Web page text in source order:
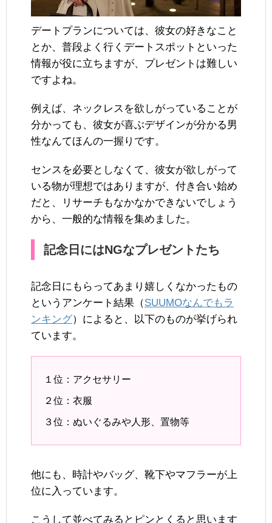
デートプランについては、彼女の好きなこと
とか、普段よく行くデートスポットといった
情報が役に立ちますが、プレゼントは難しい
ですよね。
例えば、ネックレスを欲しがっていることが
分かっても、彼女が喜ぶデザインが分かる男
性なんてほんの一握りです。
センスを必要としなくて、彼女が欲しがって
いる物が理想ではありますが、付き合い始め
だと、リサーチもなかなかできないでしょう
から、一般的な情報を集めました。
記念日にはNGなプレゼントたち
記念日にもらってあまり嬉しくなかったもの
というアンケート結果（SUUMOなんでもラ
ンキング）によると、以下のものが挙げられ
ています。
１位：アクセサリー
２位：衣服
３位：ぬいぐるみや人形、置物等
他にも、時計やバッグ、靴下やマフラーが上
位に入っています。
こうして並べてみるとピンとくると思います